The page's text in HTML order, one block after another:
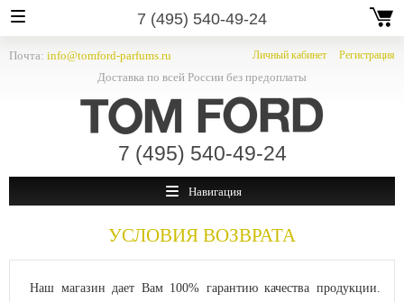
7 (495) 540-49-24
Почта: info@tomford-parfums.ru
Доставка по всей России без предоплаты
Личный кабинет Регистрация
7 (495) 540-49-24
Навигация
УСЛОВИЯ ВОЗВРАТА
Наш магазин дает Вам 100% гарантию качества продукции.